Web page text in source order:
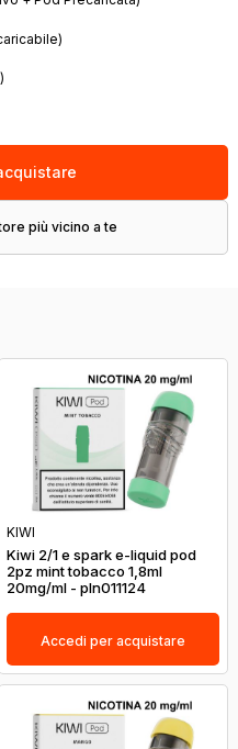
più vicino a te
KIWI
Kiwi 2/1 e spark e-liquid pod
2pz mint tobacco 1,8ml
20mg/ml - pln011124
Accedi per acquistare